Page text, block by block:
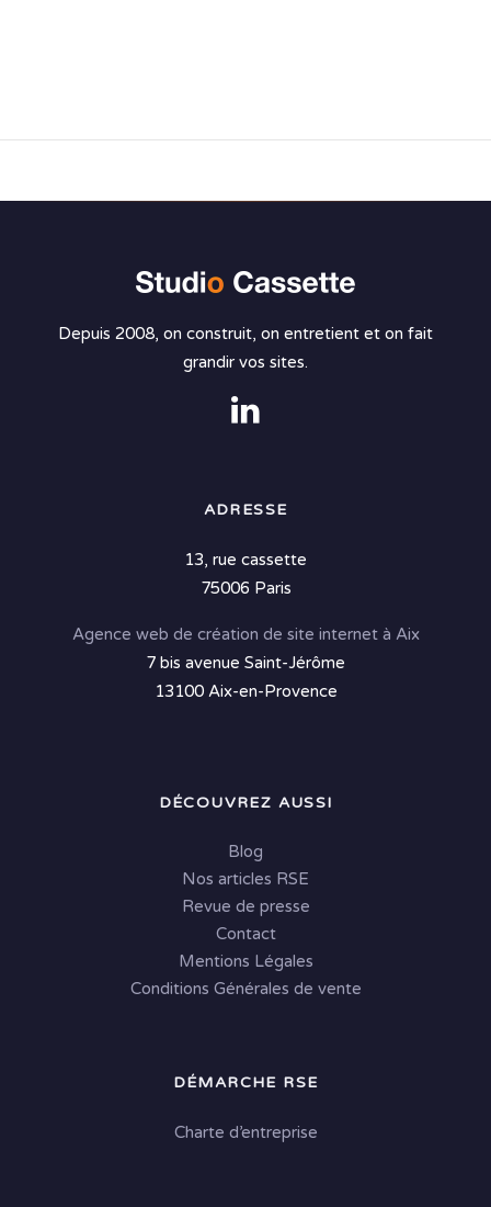
Depuis 2008, on construit, on entretient et on fait
grandir vos sites.
ADRESSE
13, rue cassette
75006 Paris
Agence web de création de site internet à Aix
7 bis avenue Saint-Jérôme
13100 Aix-en-Provence
DÉCOUVREZ AUSSI
Blog
Nos articles RSE
Revue de presse
Contact
Mentions Légales
Conditions Générales de vente
DÉMARCHE RSE
Charte d’entreprise